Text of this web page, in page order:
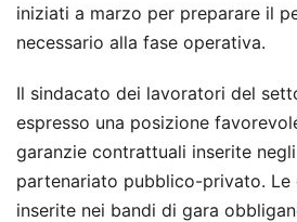
iniziati a marzo per preparare il
necessario alla fase operativa.
Il sindacato dei lavoratori del
espresso una posizione
garanzie contrattuali inserite
partenariato pubblico-privato. Le
inserite nei bandi di gara